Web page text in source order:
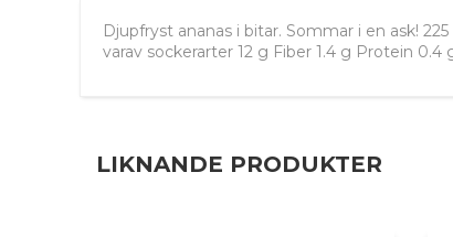
Djupfryst ananas i bitar. Sommar i en ask!
varav sockerarter 12 g Fiber 1.4 g Protein 0.4
LIKNANDE PRODUKTER